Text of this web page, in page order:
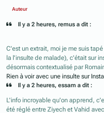
Auteur
Il y a 2 heures, remus a dit :
C'est un extrait, moi je me suis
la l'insulte de malade), c'était sur
désormais contextualisé par
Rien à voir avec une insulte sur
Il y a 2 heures, essam a dit :
L'info incroyable qu'on apprend,
été réglé entre Ziyech et Vahid